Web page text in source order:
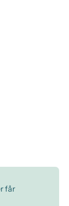
får